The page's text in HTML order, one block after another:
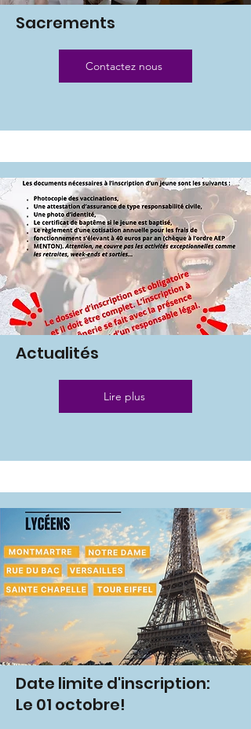
Sacrements
Contactez nous
Actualités
Lire plus
Date limite d'inscription:
Le 01 octobre!